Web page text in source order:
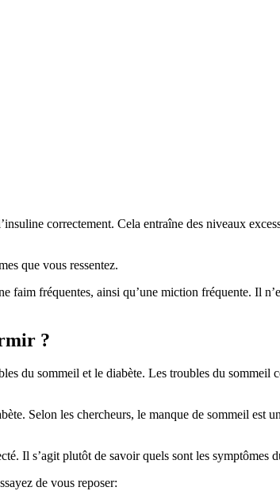
correctement. Cela entraîne des niveaux
que vous ressentez.
fréquentes, ainsi qu’une miction fréquente. Il
?
du sommeil et le diabète. Les troubles du
Selon les chercheurs, le manque de sommeil est
Il s’agit plutôt de savoir quels sont les symptômes
de vous reposer: